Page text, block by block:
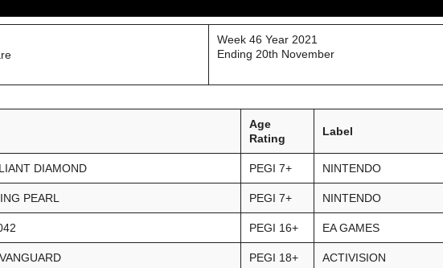
Week 46 Year 2021
Ending 20th November
Age
Rating
Label
DIAMOND PEGI 7+ NINTENDO
PEARL PEGI 7+ NINTENDO
PEGI 16+ EA GAMES
PEGI 18+ ACTIVISION